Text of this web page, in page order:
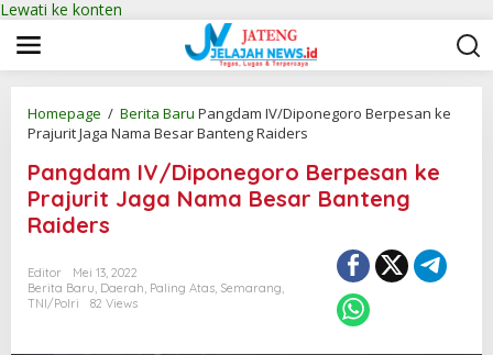
Lewati ke konten
Homepage / Berita Baru Pangdam IV/Diponegoro Berpesan ke
Prajurit Jaga Nama Besar Banteng Raiders
Pangdam IV/Diponegoro Berpesan ke
Prajurit Jaga Nama Besar Banteng
Raiders
Editor
Mei 13, 2022
Berita Baru, Daerah, Paling Atas, Semarang,
TNI/Polri
82 Views